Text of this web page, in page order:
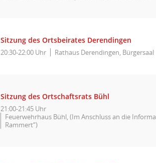
Sitzung des Ortsbeirates Derendingen
20:30-22:00 Uhr Rathaus Derendingen, Bürgersaal
Sitzung des Ortschaftsrats Bühl
21:00-21:45 Uhr
Feuerwehrhaus Bühl, (Im Anschluss an die
Rammert“)